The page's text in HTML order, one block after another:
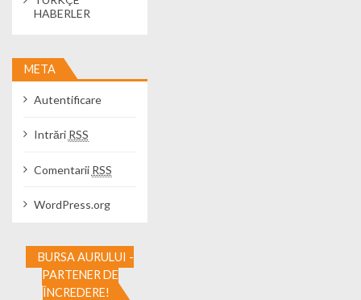
HABERLER
META
Autentificare
Intrări RSS
Comentarii RSS
WordPress.org
BURSA AURULUI -
PARTENER DE
ÎNCREDERE!